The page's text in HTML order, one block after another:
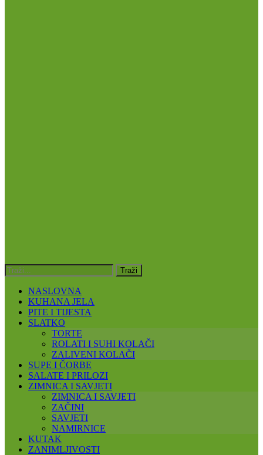
NASLOVNA
KUHANA JELA
PITE I TIJESTA
SLATKO
TORTE
ROLATI I SUHI KOLAČI
ZALIVENI KOLAČI
SUPE I ČORBE
SALATE I PRILOZI
ZIMNICA I SAVJETI
ZIMNICA I SAVJETI
ZAČINI
SAVJETI
NAMIRNICE
KUTAK
ZANIMLJIVOSTI